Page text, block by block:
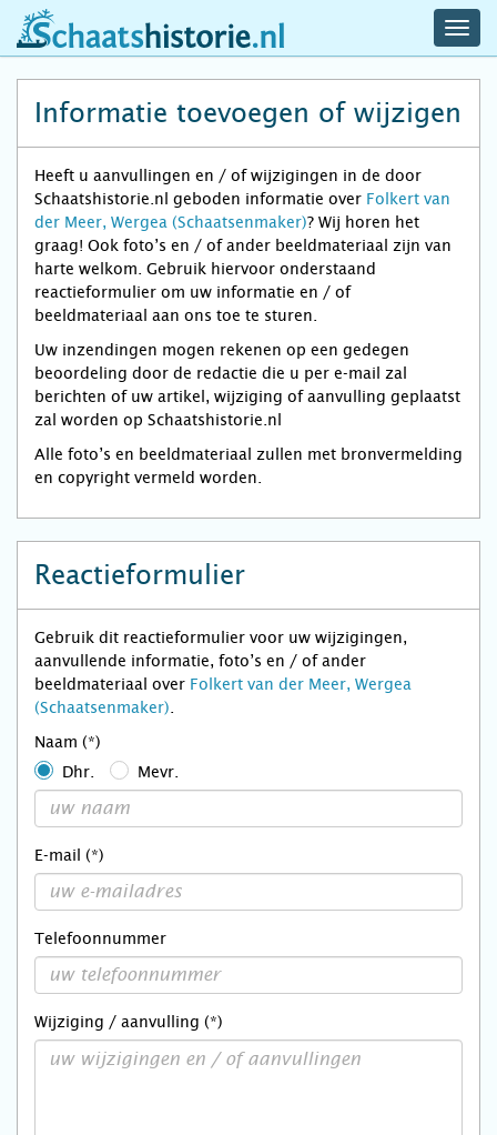
schaatshistorie.nl
Informatie toevoegen of wijzigen
Heeft u aanvullingen en / of wijzigingen in de door
Schaatshistorie.nl geboden informatie over Folkert van
der Meer, Wergea (Schaatsenmaker)? Wij horen het
graag! Ook foto’s en / of ander beeldmateriaal zijn van
harte welkom. Gebruik hiervoor onderstaand
reactieformulier om uw informatie en / of
beeldmateriaal aan ons toe te sturen.
Uw inzendingen mogen rekenen op een gedegen
beoordeling door de redactie die u per e-mail zal
berichten of uw artikel, wijziging of aanvulling geplaatst
zal worden op Schaatshistorie.nl
Alle foto’s en beeldmateriaal zullen met bronvermelding
en copyright vermeld worden.
Reactieformulier
Gebruik dit reactieformulier voor uw wijzigingen,
aanvullende informatie, foto’s en / of ander
beeldmateriaal over Folkert van der Meer, Wergea
(Schaatsenmaker)
Naam (*)
Dhr.
Mevr.
E-mail (*)
Telefoonnummer
Wijziging / aanvulling (*)